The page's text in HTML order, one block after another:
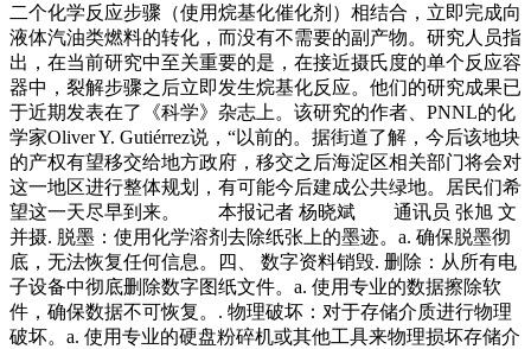
二个化学反应步骤（使用烷基化催化剂）相结合，立即完成向
液体汽油类燃料的转化，而没有不需要的副产物。研究人员指
出，在当前研究中至关重要的是，在接近摄氏度的单个反应容
器中，裂解步骤之后立即发生烷基化反应。他们的研究成果已
于近期发表在了《科学》杂志上。该研究的作者、PNNL的化
学家Oliver Y. Gutiérrez说，“以前的。据街道了解，今后该地块
的产权有望移交给地方政府，移交之后海淀区相关部门将会对
这一地区进行整体规划，有可能今后建成公共绿地。居民们希
望这一天尽早到来。 本报记者 杨晓斌 通讯员 张旭 文
并摄. 脱墨：使用化学溶剂去除纸张上的墨迹。a. 确保脱墨彻
底，无法恢复任何信息。四、 数字资料销毁. 删除：从所有电
子设备中彻底删除数字图纸文件。a. 使用专业的数据擦除软
件，确保数据不可恢复。. 物理破坏：对于存储介质进行物理
破坏。a. 使用专业的硬盘粉碎机或其他工具来物理损坏存储介